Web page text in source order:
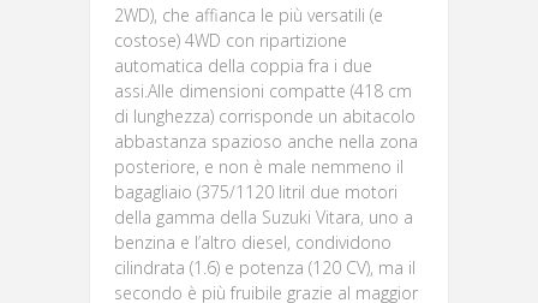
2WD), che affianca le più versatili (e
costose) 4WD con ripartizione
automatica della coppia fra i due
assi.Alle dimensioni compatte (418 cm
di lunghezza) corrisponde un abitacolo
abbastanza spazioso anche nella zona
posteriore, e non è male nemmeno il
bagagliaio (375/1120 litriI due motori
della gamma della Suzuki Vitara, uno a
benzina e l’altro diesel, condividono
cilindrata (1.6) e potenza (120 CV), ma il
secondo è più fruibile grazie al maggior